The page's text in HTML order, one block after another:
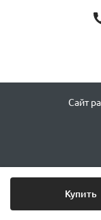
Купить
Сайт